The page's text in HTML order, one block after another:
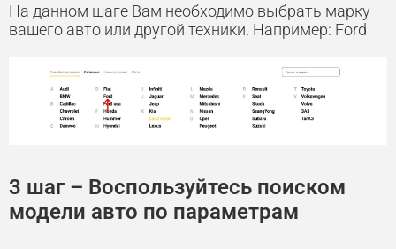
На данном шаге Вам необходимо выбрать марку
вашего авто или другой техники. Например: Ford
3 шаг – Воспользуйтесь поиском
модели авто по параметрам